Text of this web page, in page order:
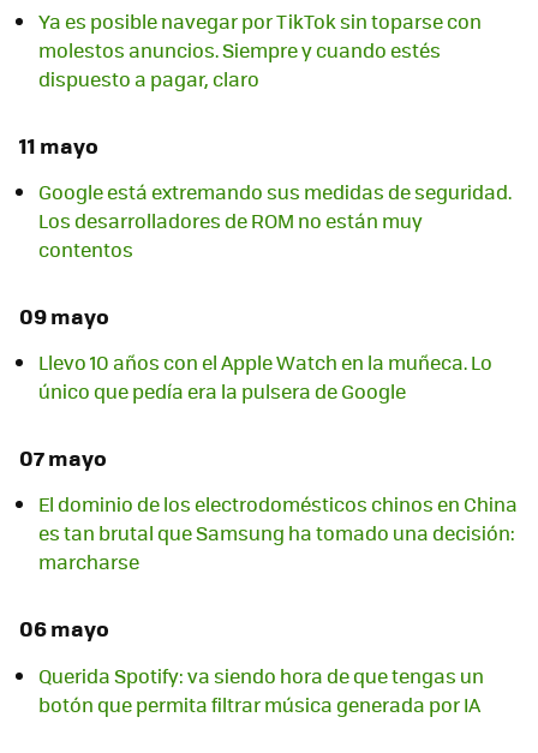
Ya es posible navegar por TikTok sin toparse con
molestos anuncios. Siempre y cuando estés
dispuesto a pagar, claro
11 mayo
Google está extremando sus medidas de seguridad.
Los desarrolladores de ROM no están muy
contentos
09 mayo
Llevo 10 años con el Apple Watch en la muñeca. Lo
único que pedía era la pulsera de Google
07 mayo
El dominio de los electrodomésticos chinos en China
es tan brutal que Samsung ha tomado una decisión:
marcharse
06 mayo
Querida Spotify: va siendo hora de que tengas un
botón que permita filtrar música generada por IA